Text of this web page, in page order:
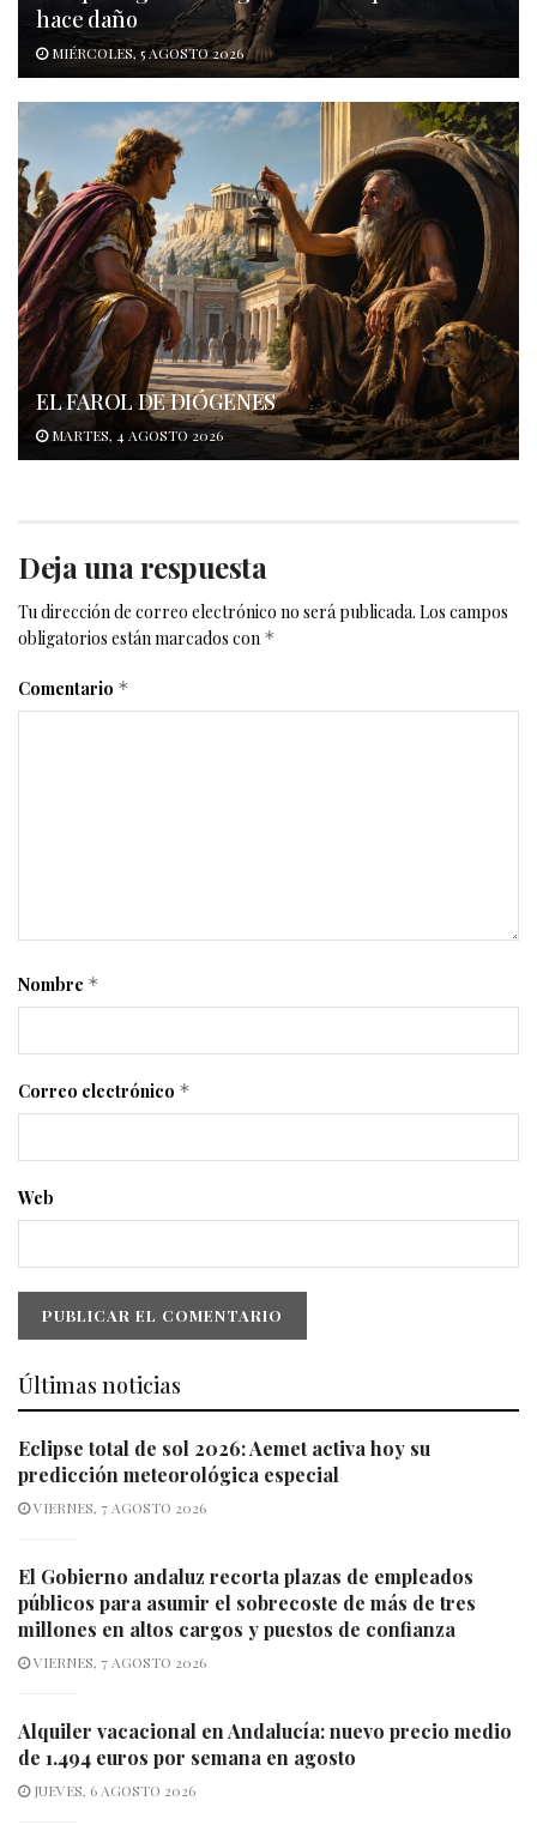
hace daño
MIÉRCOLES, 5 AGOSTO 2026
EL FAROL DE DIÓGENES
MARTES, 4 AGOSTO 2026
Deja una respuesta
Tu dirección de correo electrónico no será publicada. Los campos
obligatorios están marcados con *
Comentario *
Nombre *
Correo electrónico *
Web
Últimas noticias
Eclipse total de sol 2026: Aemet activa hoy su
predicción meteorológica especial
VIERNES, 7 AGOSTO 2026
El Gobierno andaluz recorta plazas de empleados
públicos para asumir el sobrecoste de más de tres
millones en altos cargos y puestos de confianza
VIERNES, 7 AGOSTO 2026
Alquiler vacacional en Andalucía: nuevo precio medio
de 1.494 euros por semana en agosto
JUEVES, 6 AGOSTO 2026